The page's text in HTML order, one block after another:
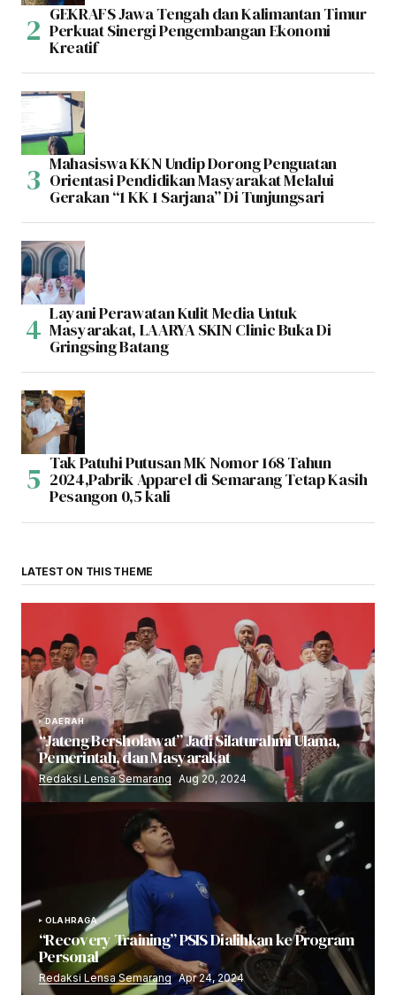
GEKRAFS Jawa Tengah dan Kalimantan Timur
Perkuat Sinergi Pengembangan Ekonomi
Kreatif
Mahasiswa KKN Undip Dorong Penguatan
Orientasi Pendidikan Masyarakat Melalui
Gerakan “1 KK 1 Sarjana” Di Tunjungsari
Layani Perawatan Kulit Media Untuk
Masyarakat, LAARYA SKIN Clinic Buka Di
Gringsing Batang
Tak Patuhi Putusan MK Nomor 168 Tahun
2024,Pabrik Apparel di Semarang Tetap Kasih
Pesangon 0,5 kali
LATEST ON THIS THEME
DAERAH
“Jateng Bersholawat” Jadi Silaturahmi Ulama,
Pemerintah, dan Masyarakat
Redaksi Lensa Semarang Aug 20, 2024
OLAHRAGA
“Recovery Training” PSIS Dialihkan ke Program
Personal
Redaksi Lensa Semarang Apr 24, 2024